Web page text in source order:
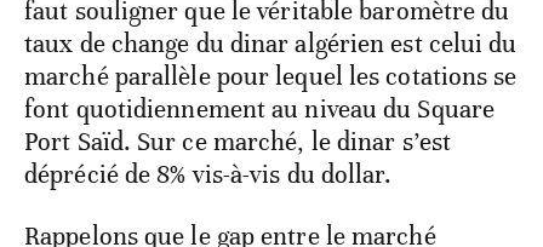
faut souligner que le véritable baromètre du
taux de change du dinar algérien est celui du
marché parallèle pour lequel les cotations se
font quotidiennement au niveau du Square
Port Saïd. Sur ce marché, le dinar s’est
déprécié de 8% vis-à-vis du dollar.
Rappelons que le gap entre le marché